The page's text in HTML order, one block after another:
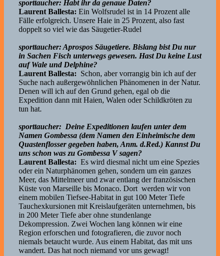
sporttaucher: Habt ihr da genaue Daten?
Laurent Ballesta: Ein Wolfsrudel ist in 14 Prozent alle
Fälle erfolgreich. Unsere Haie in 25 Prozent, also fast
doppelt so viel wie das Säugetier-Rudel
sporttaucher: Aprospos Säugetiere. Bislang bist Du nur
in Sachen Fisch unterwegs gewesen. Hast Du keine Lust
auf Wale und Delphine?
Laurent Ballesta: Schon, aber vorrangig bin ich auf der
Suche nach außergewöhnlichen Phänomenen in der Natur.
Denen will ich auf den Grund gehen, egal ob die
Expedition dann mit Haien, Walen oder Schildkröten zu
tun hat.
sporttaucher: Deine Expeditionen laufen unter dem
Namen Gombessa (dem Namen den Einheimische dem
Quastenflosser gegeben haben, Anm. d.Red.) Kannst Du
uns schon was zu Gombessa V sagen?
Laurent Ballesta: Es wird diesmal nicht um eine Spezies
oder ein Naturphänomen gehen, sondern um ein ganzes
Meer, das Mittelmeer und zwar entlang der französischen
Küste von Marseille bis Monaco. Dort werden wir von
einem mobilen Tiefsee-Habitat in gut 100 Meter Tiefe
Tauchexkursionen mit Kreislaufgeräten unternehmen, bis
in 200 Meter Tiefe aber ohne stundenlange
Dekompression. Zwei Wochen lang können wir eine
Region erforschen und fotografieren, die zuvor noch
niemals betaucht wurde. Aus einem Habitat, das mit uns
wandert. Das hat noch niemand vor uns gewagt!